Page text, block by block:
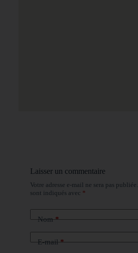
Laisser un commentaire
Votre adresse e-mail ne sera pas publiée.
sont indiqués avec *
Nom*
E-mail*